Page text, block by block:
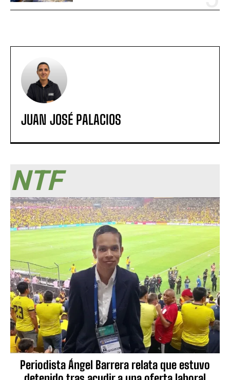
JUAN JOSÉ PALACIOS
NTF
Periodista Ángel Barrera relata que estuvo